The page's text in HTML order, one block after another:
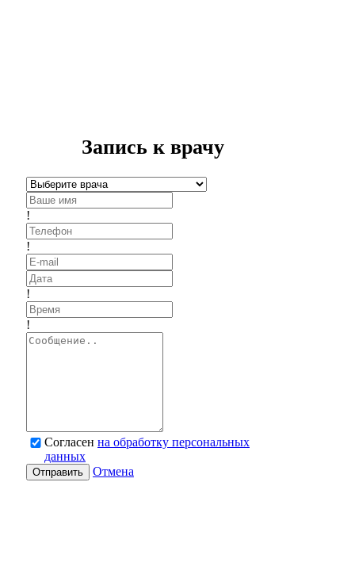
Запись к врачу
!
!
!
!
Согласен на обработку персональных
данных
Отправить Отмена